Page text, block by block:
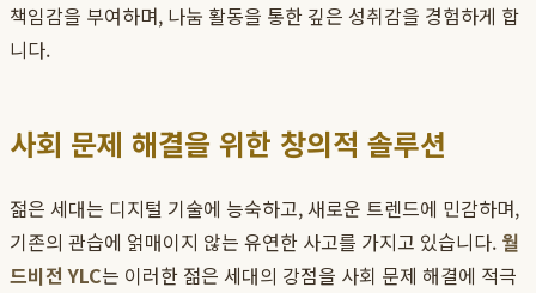
책임감을 부여하며, 나눔 활동을 통한 깊은 성취감을 경험하게 합
니다.
사회 문제 해결을 위한 창의적 솔루션
젊은 세대는 디지털 기술에 능숙하고, 새로운 트렌드에 민감하며,
기존의 관습에 얽매이지 않는 유연한 사고를 가지고 있습니다. 월
드비전 YLC는 이러한 젊은 세대의 강점을 사회 문제 해결에 적극